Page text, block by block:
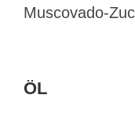
Muscovado-
ÖL